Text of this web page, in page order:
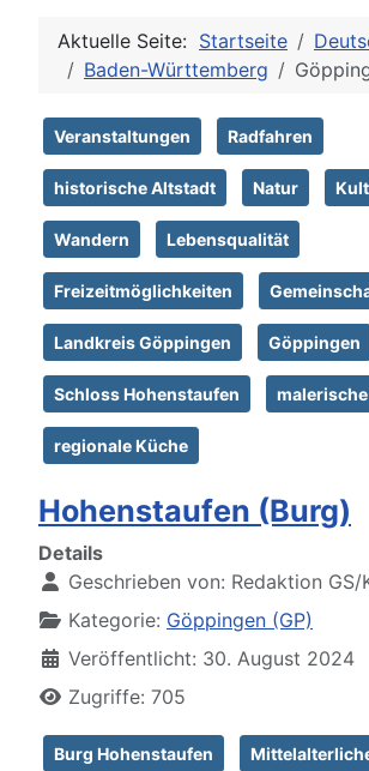
Aktuelle Seite: Startseite
Baden-Württemberg
Veranstaltungen Radfahren
historische Altstadt Natur
Wandern Lebensqualität
Freizeitmöglichkeiten
Landkreis Göppingen Göppingen
Schloss Hohenstaufen
regionale Küche
Hohenstaufen (Burg)
Details
Geschrieben von: Redaktion GS/
Kategorie: Göppingen (GP)
Veröffentlicht: 30. August 2024
Zugriffe: 705
Burg Hohenstaufen